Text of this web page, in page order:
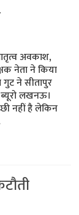
अवकाश,
नेता ने किया
ने सीतापुर
लखनऊ।
नहीं है लेकिन